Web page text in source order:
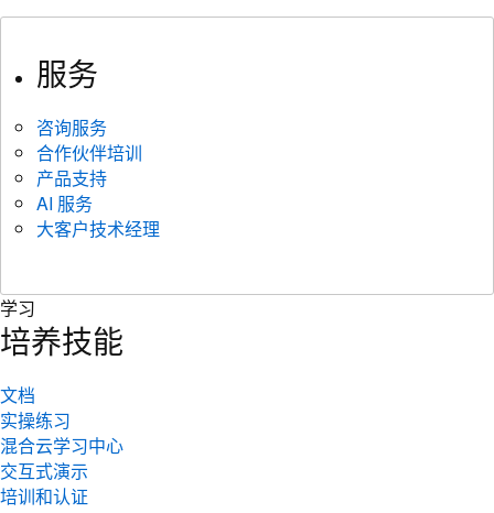
服务
咨询服务
合作伙伴培训
产品支持
AI 服务
大客户技术经理
学习
培养技能
文档
实操练习
混合云学习中心
交互式演示
培训和认证